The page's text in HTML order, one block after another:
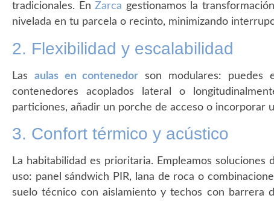
tradicionales. EnZarca gestionamos la
nivelada en tu parcela o recinto, minimizando
2. Flexibilidad y escalabilidad
Las aulas en contenedor son modulares: puedes
contenedores acoplados lateral o
particiones, añadir un porche de acceso o incorporar
3. Confort térmico y acústico
La habitabilidad es prioritaria. Empleamos soluciones
uso: panel sándwich PIR, lana de roca o
suelo técnico con aislamiento y techos con barrera